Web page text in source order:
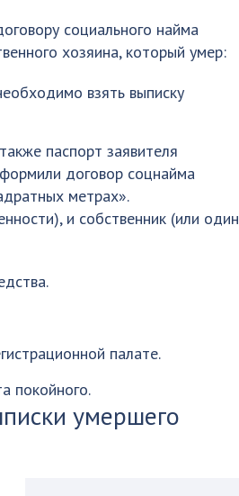
социального найма
хозяина, который умер:
взять выписку
паспорт заявителя
договор соцнайма
метрах».
и собственник (или один
палате.
покойного.
умершего